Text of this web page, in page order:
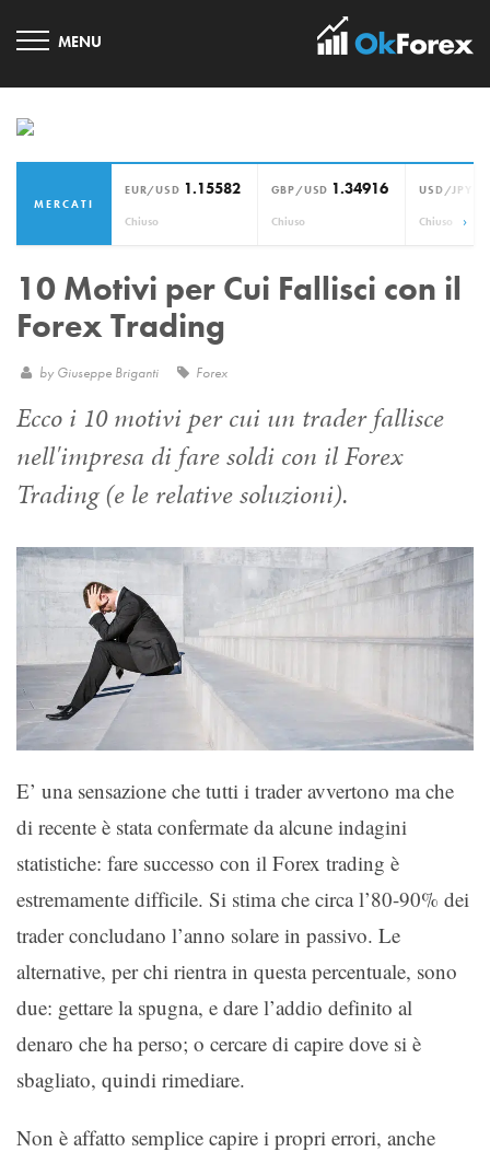
MERCATI
EUR/USD 1.15582
Chiuso
GBP/USD 1.34916
Chiuso
USD/JPY
Chiuso ›
10 Motivi per Cui Fallisci con il
Forex Trading
by Giuseppe Briganti Forex
Ecco i 10 motivi per cui un trader fallisce
nell'impresa di fare soldi con il Forex
Trading (e le relative soluzioni).
E’ una sensazione che tutti i trader avvertono ma che
di recente è stata confermate da alcune indagini
statistiche: fare successo con il Forex trading è
estremamente difficile. Si stima che circa l’80-90% dei
trader concludano l’anno solare in passivo. Le
alternative, per chi rientra in questa percentuale, sono
due: gettare la spugna, e dare l’addio definito al
denaro che ha perso; o cercare di capire dove si è
sbagliato, quindi rimediare.
Non è affatto semplice capire i propri errori, anche